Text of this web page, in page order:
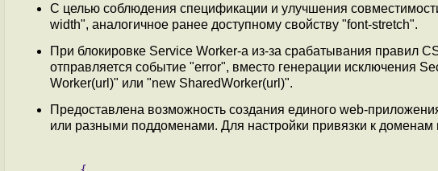
С целью соблюдения спецификации и улучшения
width", аналогичное ранее доступному свойству "font-stretch".
При блокировке Service Worker-а из-за срабатывания правил
отправляется событие "error", вместо генерации исключения
Worker(url)" или "new SharedWorker(url)".
Предоставлена возможность создания единого web-
или разными поддоменами. Для настройки привязки к